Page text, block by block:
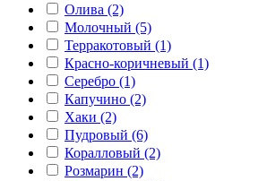
Олива (2)
Молочный (5)
Терракотовый (1)
Красно-коричневый (1)
Серебро (1)
Капучино (2)
Хаки (2)
Пудровый (6)
Коралловый (2)
Розмарин (2)